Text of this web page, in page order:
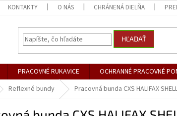
KONTAKTY O NÁS CHRÁNENÁ DIELŇA
HĽADAŤ
PRACOVNÉ RUKAVICE OCHRANNÉ PRACOVNÉ
Reflexné bundy
Pracovná bunda CXS HALIFAX